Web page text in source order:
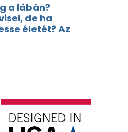
a lábán?
de ha
életét? Az